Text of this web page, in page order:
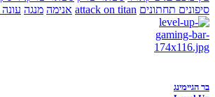
סיפונים תחתונים attack on titan אנימה מנגה עונה 4
בר הגיימינג